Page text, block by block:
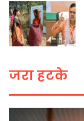
जरा हटके